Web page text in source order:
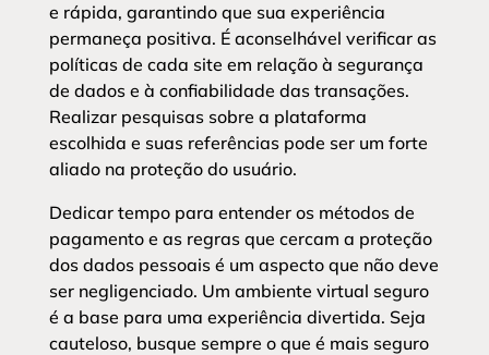
e rápida, garantindo que sua experiência
permaneça positiva. É aconselhável verificar as
políticas de cada site em relação à segurança
de dados e à confiabilidade das transações.
Realizar pesquisas sobre a plataforma
escolhida e suas referências pode ser um forte
aliado na proteção do usuário.
Dedicar tempo para entender os métodos de
pagamento e as regras que cercam a proteção
dos dados pessoais é um aspecto que não deve
ser negligenciado. Um ambiente virtual seguro
é a base para uma experiência divertida. Seja
cauteloso, busque sempre o que é mais seguro